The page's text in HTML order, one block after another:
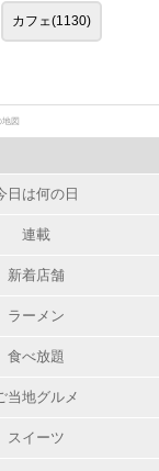
カフェ(1130)
図
日は何の日
連載
新着店舗
ラーメン
食べ放題
当地グルメ
スイーツ